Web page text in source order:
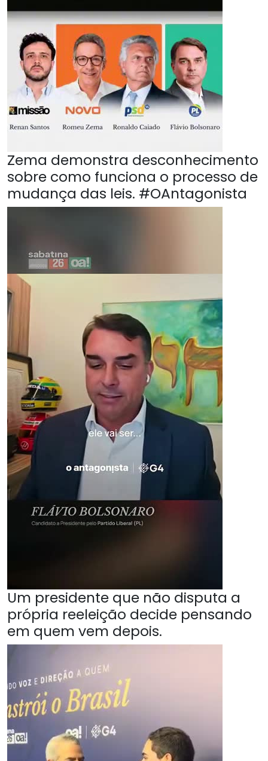
Zema demonstra desconhecimento
sobre como funciona o processo de
mudança das leis. #OAntagonista
Um presidente que não disputa a
própria reeleição decide pensando
em quem vem depois.